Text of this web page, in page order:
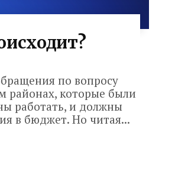
по вопросу
районах, которые были
работать, и должны
в бюджет. Но читая...